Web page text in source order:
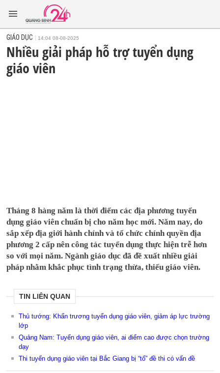
GIÁO DỤC 14:04 08-08-2025
Nhiều giải pháp hỗ trợ tuyển dụng
giáo viên
Tháng 8 hàng năm là thời điểm các địa phương tuyển
dụng giáo viên chuẩn bị cho năm học mới. Năm nay, do
sắp xếp địa giới hành chính và tổ chức chính quyền địa
phương 2 cấp nên công tác tuyển dụng thực hiện trễ hơn
so với mọi năm. Ngành giáo dục đã đề xuất nhiều giải
pháp nhằm khắc phục tình trạng thừa, thiếu giáo viên.
TIN LIÊN QUAN
Thủ tướng: Khẩn trương tuyển dụng giáo viên, giảm áp lực trường
lớp
Quảng Nam: Tuyển dụng giáo viên, ai điểm cao được chọn trường
dạy
Thi tuyển dụng giáo viên tại Bắc Giang bị “tố” đề thi có vấn đề